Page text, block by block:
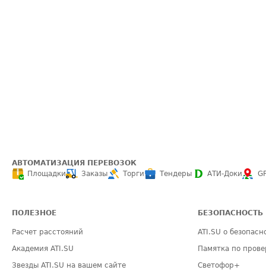
АВТОМАТИЗАЦИЯ ПЕРЕВОЗОК
Площадки
Заказы Торги Тендеры АТИ-Доки
ПОЛЕЗНОЕ
Расчет расстояний
Академия ATI.SU
Звезды ATI.SU на вашем сайте
БЕЗОПАСНОСТЬ
ATI.SU о
Памятка по
Светофор+